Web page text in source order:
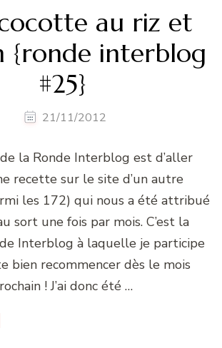
au riz et
{ronde interblog
#25}
21/11/2012
la Ronde Interblog est d’aller
recette sur le site d’un autre
les 172) qui nous a été attribué
sort une fois par mois. C’est la
Interblog à laquelle je participe
bien recommencer dès le mois
! J’ai donc été …